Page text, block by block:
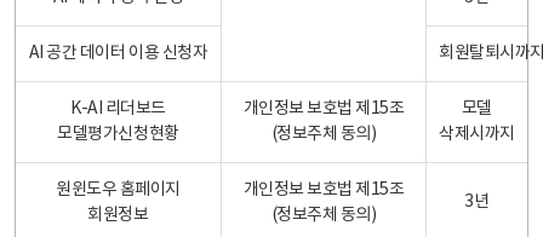
AI 공간 데이터 이용 신청자 회원탈퇴시까
K-AI 리더보드
모델평가신청현황
개인정보 보호법 제15조
(정보주체 동의)
모델
삭제시까지
원윈도우 홈페이지
회원정보
개인정보 보호법 제15조
(정보주체 동의)
3년